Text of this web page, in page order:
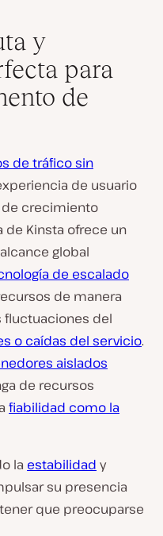
y
para
de
de tráfico sin
de usuario
de crecimiento
de Kinsta ofrece un
global
de escalado
de manera
fluctuaciones del
o caídas del servicio.
aislados
de recursos
fiabilidad como la
la estabilidad y
su presencia
que preocuparse